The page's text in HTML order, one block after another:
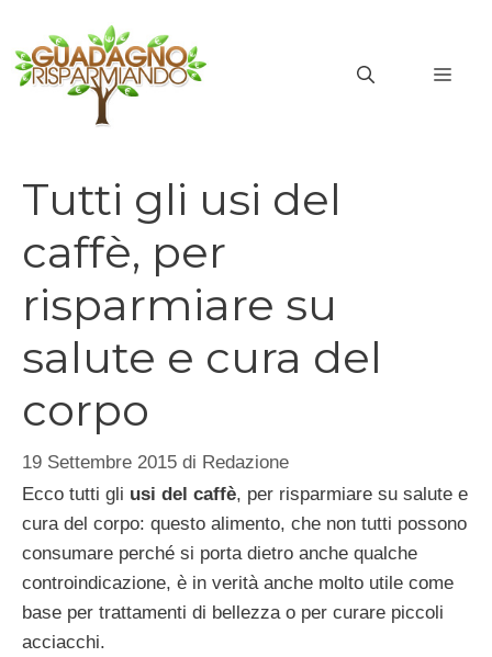
contenuto
Tutti gli usi del
caffè, per
risparmiare su
salute e cura del
corpo
19 Settembre 2015 di Redazione
Ecco tutti gli usi del caffè, per risparmiare su salute e
cura del corpo: questo alimento, che non tutti possono
consumare perché si porta dietro anche qualche
controindicazione, è in verità anche molto utile come
base per trattamenti di bellezza o per curare piccoli
acciacchi.